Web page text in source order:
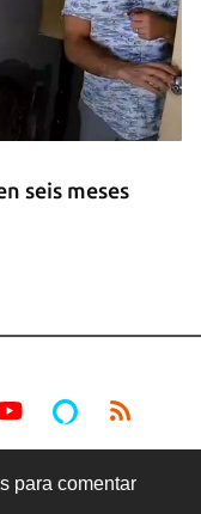
seis meses
para comentar